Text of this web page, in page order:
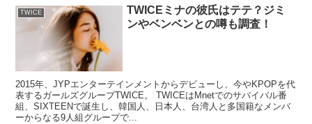
TWICE
TWICEミナの彼氏はテテ？ジミ
ンやベンベンとの噂も調査！
2015年、JYPエンターテインメントからデビューし、今やKPOPを代
表するガールズグループTWICE。 TWICEはMnetでのサバイバル番
組、SIXTEENで誕生し、韓国人、日本人、台湾人と多国籍なメンバ
ーからなる9人組グループで...